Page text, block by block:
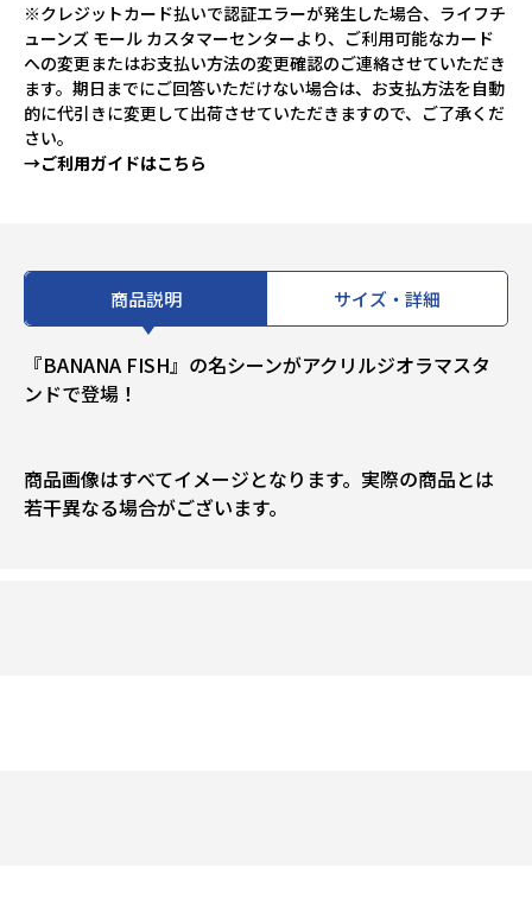
※クレジットカード払いで認証エラーが発生した場合、ライフチ
ューンズ モール カスタマーセンターより、ご利用可能なカード
への変更またはお支払い方法の変更確認のご連絡させていただき
ます。期日までにご回答いただけない場合は、お支払方法を自動
的に代引きに変更して出荷させていただきますので、ご了承くだ
さい。
→ご利用ガイドはこちら
商品説明 サイズ・詳細
『BANANA FISH』の名シーンがアクリルジオラマスタ
ンドで登場！
商品画像はすべてイメージとなります。実際の商品とは
若干異なる場合がございます。